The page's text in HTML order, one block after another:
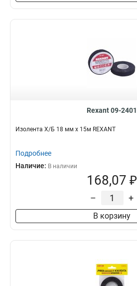
Rexant 09-2401
Изолента Х/Б 18 мм х 15м REXANT
Подробнее
Наличие: В наличии
168,07 ₽
– +
В корзину